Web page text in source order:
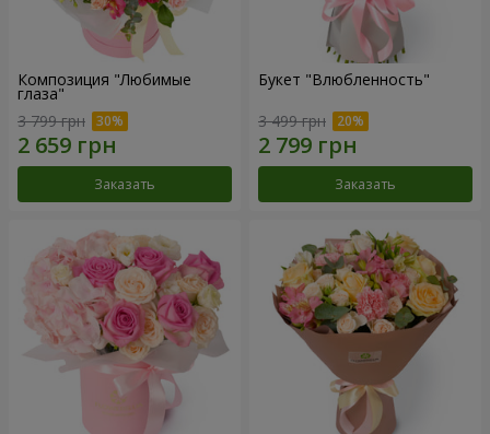
Композиция "Любимые
глаза"
3 799 грн
Заказать
Букет "Влюбленность"
3 499 грн
Заказать